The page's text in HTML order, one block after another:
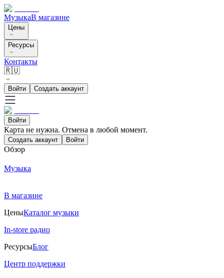
МузыкаВ магазине
Цены
Ресурсы
Контакты
🇷🇺
Войти Создать аккаунт
Войти
Карта не нужна. Отмена в любой момент.
Создать аккаунт Войти
Обзор
Музыка
В магазине
ЦеныКаталог музыки
In-store радио
РесурсыБлог
Центр поддержки